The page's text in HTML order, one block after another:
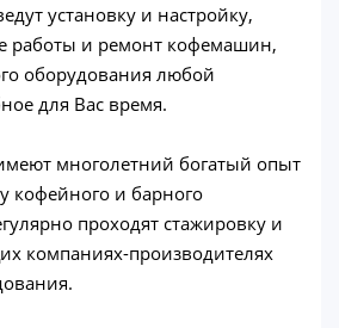
установку и настройку,
работы и ремонт кофемашин,
оборудования любой
для Вас время.
многолетний богатый опыт
кофейного и барного
проходят стажировку и
компаниях-производителях